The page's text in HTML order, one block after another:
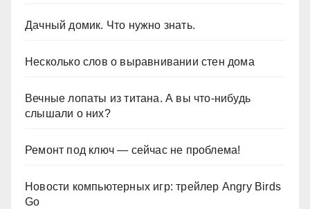
Дачный домик. Что нужно знать.
Несколько слов о выравнивании стен дома
Вечные лопаты из титана. А вы что-нибудь
слышали о них?
Ремонт под ключ — сейчас не проблема!
Новости компьютерных игр: трейлер Angry Birds
Go